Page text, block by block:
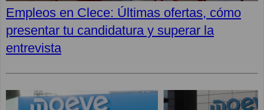
Empleos en Clece: Últimas ofertas, cómo
presentar tu candidatura y superar la
entrevista